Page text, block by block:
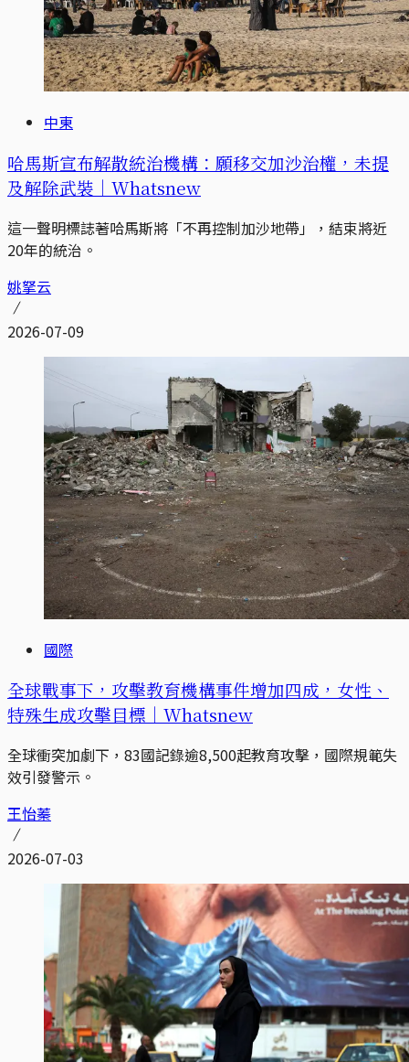
中東
哈馬斯宣布解散統治機構：願移交加沙治權，未提
及解除武裝｜Whatsnew
這一聲明標誌著哈馬斯將「不再控制加沙地帶」，結束將近
20年的統治。
姚拏云
2026-07-09
國際
全球戰事下，攻擊教育機構事件增加四成，女性、
特殊生成攻擊目標｜Whatsnew
全球衝突加劇下，83國記錄逾8,500起教育攻擊，國際規範失
效引發警示。
王怡蓁
2026-07-03